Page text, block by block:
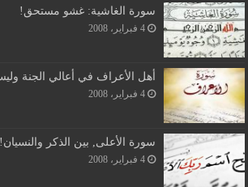
سورة الغاشية: غشو مستحق!
4 فبراير، 2008
أهل الأعراف في أعالي الجنة
4 فبراير، 2008
سورة الأعلى, بين الذكر والنسيان!
4 فبراير، 2008